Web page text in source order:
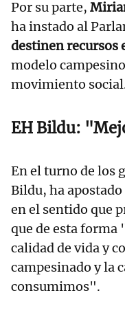
Por su parte,
ha instado al
destinen recursos
modelo
movimiento
EH Bildu:
En el turno de los
Bildu, ha
en el sentido que
que de esta forma
calidad de vida y
campesinado y la
consumimos".